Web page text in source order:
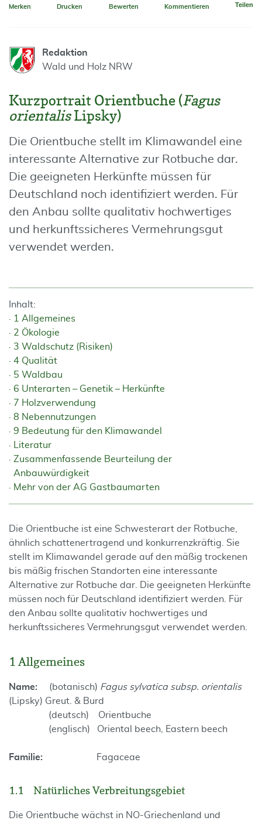
Merken Drucken Bewerten Kommentieren Teilen
Redaktion
Wald und Holz NRW
Kurzportrait Orientbuche (Fagus
orientalisLipsky)
Die Orientbuche stellt im Klimawandel eine
interessante Alternative zur Rotbuche dar.
Die geeigneten Herkünfte müssen für
Deutschland noch identifiziert werden. Für
den Anbau sollte qualitativ hochwertiges
und herkunftssicheres Vermehrungsgut
verwendet werden.
Inhalt:
1 Allgemeines
2 Ökologie
3 Waldschutz (Risiken)
4 Qualität
5 Waldbau
6 Unterarten – Genetik – Herkünfte
7 Holzverwendung
8 Nebennutzungen
9 Bedeutung für den Klimawandel
Literatur
Zusammenfassende Beurteilung der
Anbauwürdigkeit
Mehr von der AG Gastbaumarten
Die Orientbuche ist eine Schwesterart der Rotbuche,
ähnlich schattenertragend und konkurrenzkräftig. Sie
stellt im Klimawandel gerade auf den mäßig trockenen
bis mäßig frischen Standorten eine interessante
Alternative zur Rotbuche dar. Die geeigneten Herkünfte
müssen noch für Deutschland identifiziert werden. Für
den Anbau sollte qualitativ hochwertiges und
herkunftssicheres Vermehrungsgut verwendet werden.
1 Allgemeines
Name: (botanisch) Fagus sylvatica subsp. orientalis
(Lipsky) Greut. & Burd
(deutsch) Orientbuche
(englisch) Oriental beech, Eastern beech
Familie: Fagaceae
1.1 Natürliches Verbreitungsgebiet
Die Orientbuche wächst in NO-Griechenland und